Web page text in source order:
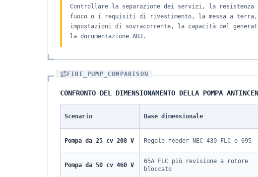
Controllare la separazione dei servizi, la resistenza
fuoco o i requisiti di rivestimento, la messa a
impostazioni di sovracorrente, la capacità del
la documentazione AHJ.
FIRE_PUMP_COMPARISON
CONFRONTO DEL DIMENSIONAMENTO DELLA POMPA
Scenario Base dimensionale
Pompa da 25 cv 208 V Regole feeder NEC 430 FLC e 695
Pompa da 50 cv 460 V
65A FLC più revisione a rotore
bloccato